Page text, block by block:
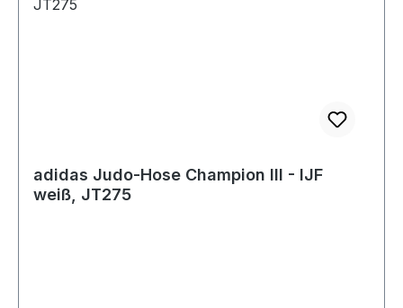
adidas Judo-Hose Champion III - IJF
weiß, JT275